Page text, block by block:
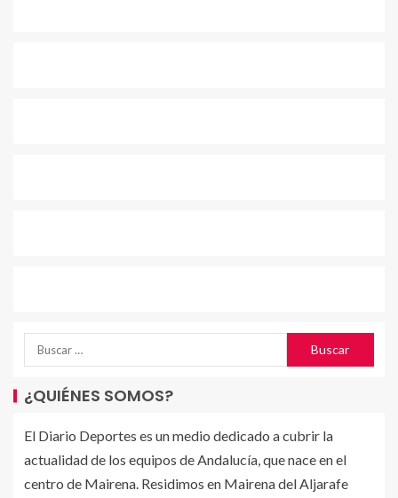
¿QUIÉNES SOMOS?
El Diario Deportes es un medio dedicado a cubrir la
actualidad de los equipos de Andalucía, que nace en el
centro de Mairena. Residimos en Mairena del Aljarafe